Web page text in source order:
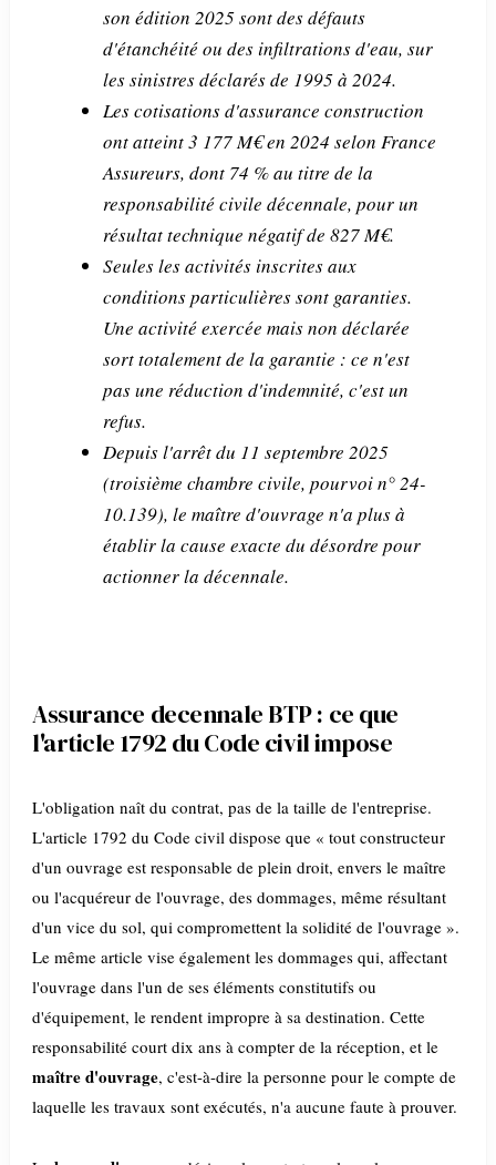
son édition 2025 sont des défauts
d'étanchéité ou des infiltrations d'eau, sur
les sinistres déclarés de 1995 à 2024.
Les cotisations d'assurance construction
ont atteint 3 177 M€ en 2024 selon France
Assureurs, dont 74 % au titre de la
responsabilité civile décennale, pour un
résultat technique négatif de 827 M€.
Seules les activités inscrites aux
conditions particulières sont garanties.
Une activité exercée mais non déclarée
sort totalement de la garantie : ce n'est
pas une réduction d'indemnité, c'est un
refus.
Depuis l'arrêt du 11 septembre 2025
(troisième chambre civile, pourvoi n° 24-
10.139), le maître d'ouvrage n'a plus à
établir la cause exacte du désordre pour
actionner la décennale.
Assurance decennale BTP : ce que
l'article 1792 du Code civil impose
L'obligation naît du contrat, pas de la taille de l'entreprise.
L'article 1792 du Code civil dispose que « tout constructeur
d'un ouvrage est responsable de plein droit, envers le maître
ou l'acquéreur de l'ouvrage, des dommages, même résultant
d'un vice du sol, qui compromettent la solidité de l'ouvrage ».
Le même article vise également les dommages qui, affectant
l'ouvrage dans l'un de ses éléments constitutifs ou
d'équipement, le rendent impropre à sa destination. Cette
responsabilité court dix ans à compter de la réception, et le
maître d'ouvrage, c'est-à-dire la personne pour le compte de
laquelle les travaux sont exécutés, n'a aucune faute à prouver.